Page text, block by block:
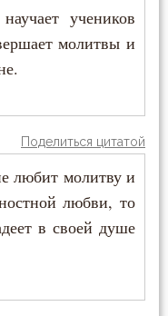
учеников
молитвы и
Поделиться цитатой
любит молитву и
любви, то
в своей душе